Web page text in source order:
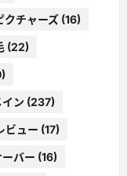
クチャーズ (16)
(22)
ン (237)
ビュー (17)
バー (16)